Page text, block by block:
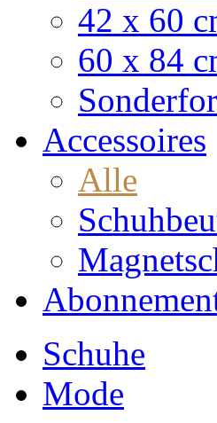
42 x 60
60 x 84
Accessoires
Alle
Schuhe
Mode